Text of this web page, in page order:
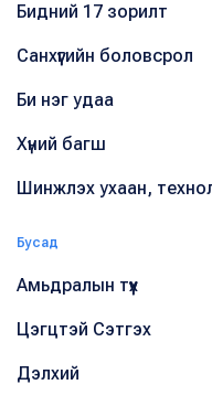
Бидний 17 зорилт
Санхүүгийн боловсрол
Би нэг удаа
Хүний багш
Шинжлэх ухаан,
Бусад
Амьдралын түүх
Цэгцтэй Сэтгэх
Дэлхий